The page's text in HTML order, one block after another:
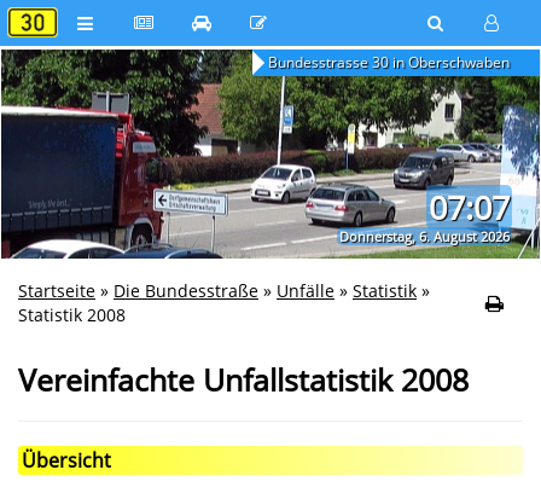
Bundesstrasse 30 in Oberschwaben
07:07
Donnerstag, 6. August 2026
Startseite » Die Bundesstraße » Unfälle » Statistik »
Statistik 2008
Vereinfachte Unfallstatistik 2008
Übersicht